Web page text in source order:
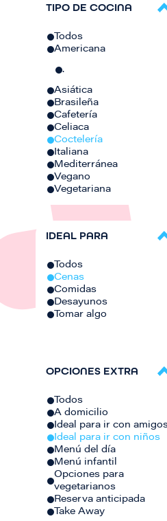
TIPO DE COCINA
Todos
Americana
.
Asiática
Brasileña
Cafetería
Celiaca
Coctelería
Italiana
Mediterránea
Vegano
Vegetariana
IDEAL PARA
Todos
Cenas
Comidas
Desayunos
Tomar algo
OPCIONES EXTRA
Todos
A domicilio
Ideal para ir con
Ideal para ir con niños
Menú del día
Menú infantil
Opciones para
vegetarianos
Reserva anticipada
Take Away